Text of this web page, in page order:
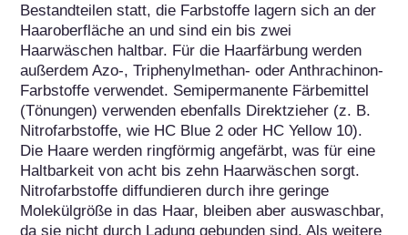
Bestandteilen statt, die Farbstoffe lagern sich an der
Haaroberfläche an und sind ein bis zwei
Haarwäschen haltbar. Für die Haarfärbung werden
außerdem Azo-, Triphenylmethan- oder Anthrachinon-
Farbstoffe verwendet. Semipermanente Färbemittel
(Tönungen) verwenden ebenfalls Direktzieher (z. B.
Nitrofarbstoffe, wie HC Blue 2 oder HC Yellow 10).
Die Haare werden ringförmig angefärbt, was für eine
Haltbarkeit von acht bis zehn Haarwäschen sorgt.
Nitrofarbstoffe diffundieren durch ihre geringe
Molekülgröße in das Haar, bleiben aber auswaschbar,
da sie nicht durch Ladung gebunden sind. Als weitere